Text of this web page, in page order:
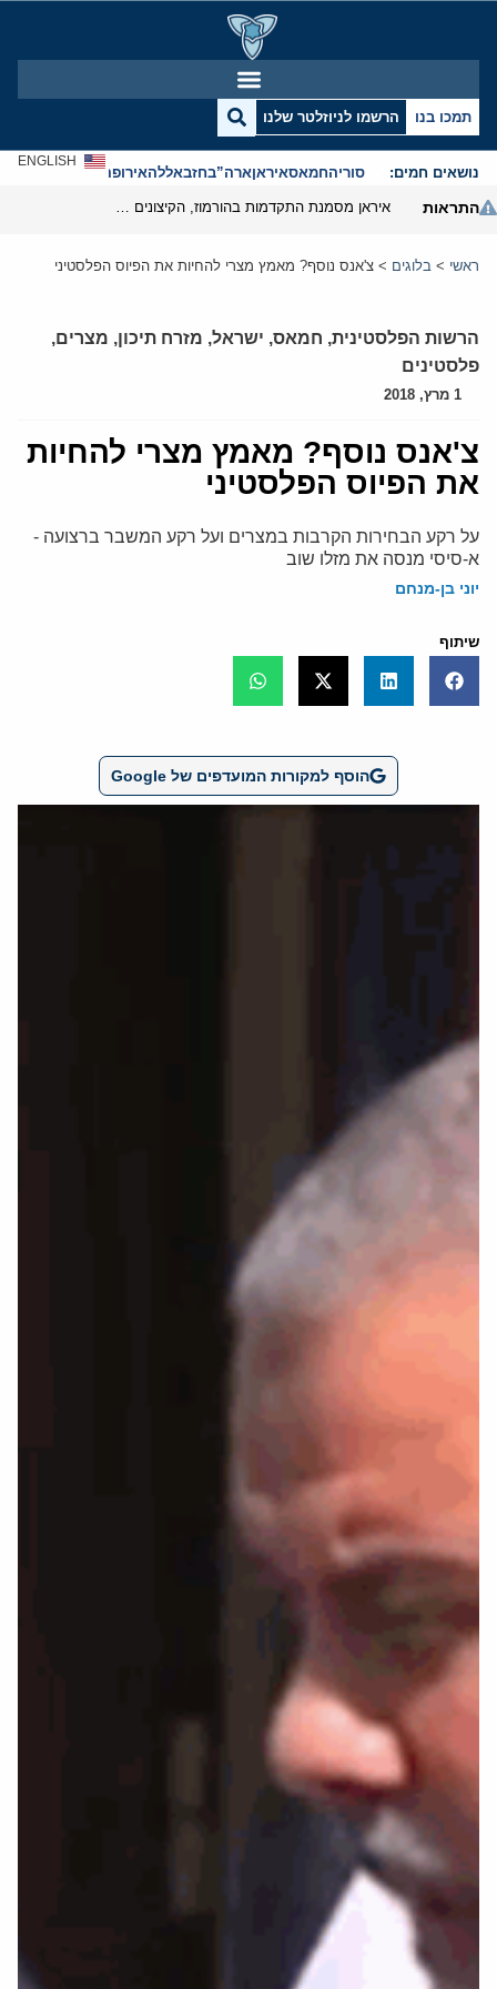
תמכו בנו הרשמו לניוזלטר שלנו
נושאים חמים: סוריהחמאסאיראןארה”בחזבאללהאירופהאנטישמיות
ENGLISH
התראות
ראשי > בלוגים > צ'אנס נוסף? מאמץ מצרי להחיות את הפיוס הפלסטיני
הרשות הפלסטינית, חמאס, ישראל, מזרח תיכון, מצרים,
פלסטינים
1 מרץ, 2018
צ'אנס נוסף? מאמץ מצרי להחיות
את הפיוס הפלסטיני
על רקע הבחירות הקרבות במצרים ועל רקע המשבר ברצועה -
א-סיסי מנסה את מזלו שוב
יוני בן-מנחם
שיתוף
הוסף למקורות המועדפים של Google